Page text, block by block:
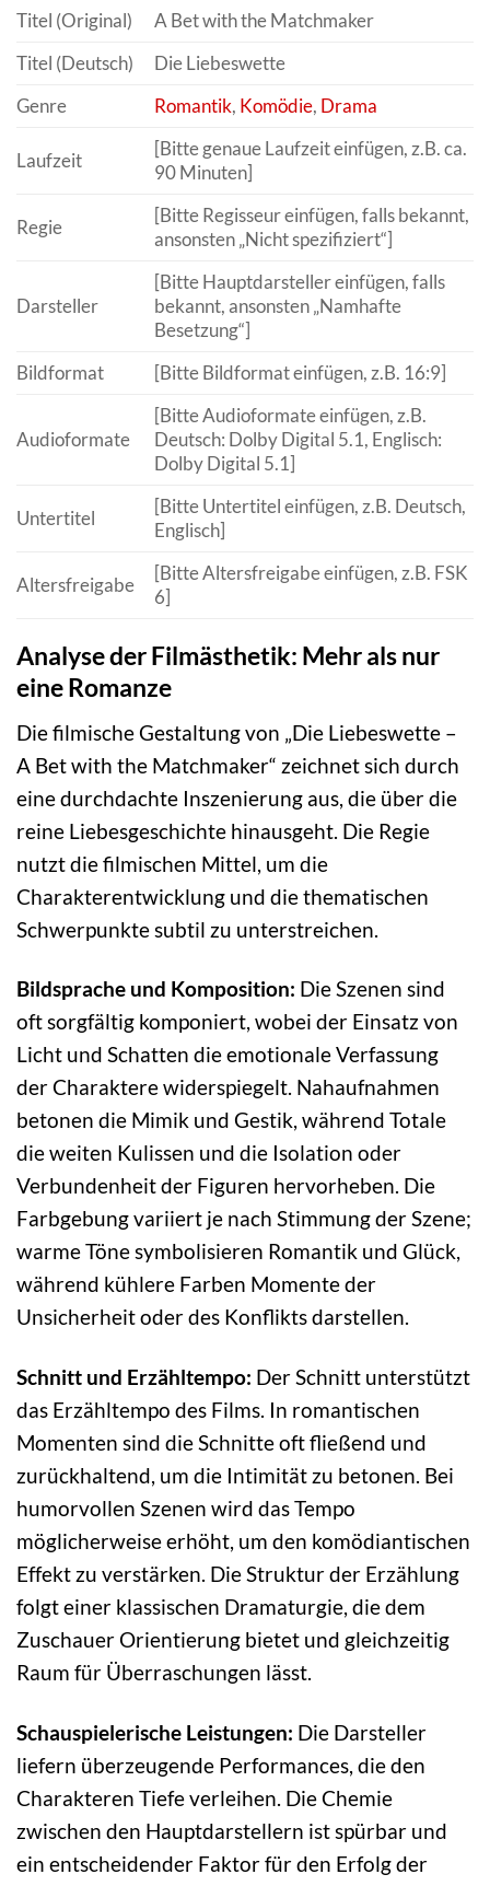
Titel (Original)
A Bet with the Matchmaker
Titel (Deutsch)
Die Liebeswette
Genre
Romantik, Komödie, Drama
Laufzeit
[Bitte genaue Laufzeit einfügen, z.B. ca.
90 Minuten]
Regie
[Bitte Regisseur einfügen, falls bekannt,
ansonsten „Nicht spezifiziert“]
Darsteller
[Bitte Hauptdarsteller einfügen, falls
bekannt, ansonsten „Namhafte
Besetzung“]
Bildformat
[Bitte Bildformat einfügen, z.B. 16:9]
Audioformate
[Bitte Audioformate einfügen, z.B.
Deutsch: Dolby Digital 5.1, Englisch:
Dolby Digital 5.1]
Untertitel
[Bitte Untertitel einfügen, z.B. Deutsch,
Englisch]
Altersfreigabe
[Bitte Altersfreigabe einfügen, z.B. FSK
6]
Analyse der Filmästhetik: Mehr als nur
eine Romanze
Die filmische Gestaltung von „Die Liebeswette –
A Bet with the Matchmaker“ zeichnet sich durch
eine durchdachte Inszenierung aus, die über die
reine Liebesgeschichte hinausgeht. Die Regie
nutzt die filmischen Mittel, um die
Charakterentwicklung und die thematischen
Schwerpunkte subtil zu unterstreichen.
Bildsprache und Komposition: Die Szenen sind
oft sorgfältig komponiert, wobei der Einsatz von
Licht und Schatten die emotionale Verfassung
der Charaktere widerspiegelt. Nahaufnahmen
betonen die Mimik und Gestik, während Totale
die weiten Kulissen und die Isolation oder
Verbundenheit der Figuren hervorheben. Die
Farbgebung variiert je nach Stimmung der Szene;
warme Töne symbolisieren Romantik und Glück,
während kühlere Farben Momente der
Unsicherheit oder des Konflikts darstellen.
Schnitt und Erzähltempo: Der Schnitt unterstützt
das Erzähltempo des Films. In romantischen
Momenten sind die Schnitte oft fließend und
zurückhaltend, um die Intimität zu betonen. Bei
humorvollen Szenen wird das Tempo
möglicherweise erhöht, um den komödiantischen
Effekt zu verstärken. Die Struktur der Erzählung
folgt einer klassischen Dramaturgie, die dem
Zuschauer Orientierung bietet und gleichzeitig
Raum für Überraschungen lässt.
Schauspielerische Leistungen: Die Darsteller
liefern überzeugende Performances, die den
Charakteren Tiefe verleihen. Die Chemie
zwischen den Hauptdarstellern ist spürbar und
ein entscheidender Faktor für den Erfolg der